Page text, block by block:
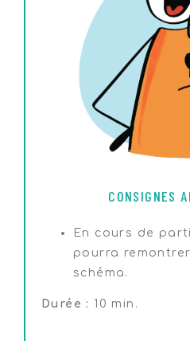
CONSIGNES
En cours de
pourra
schéma.
Durée : 10 min.